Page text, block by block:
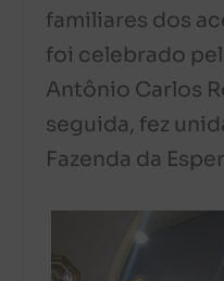
familiares dos
foi celebrado
Antônio Carlos
seguida, fez
Fazenda da